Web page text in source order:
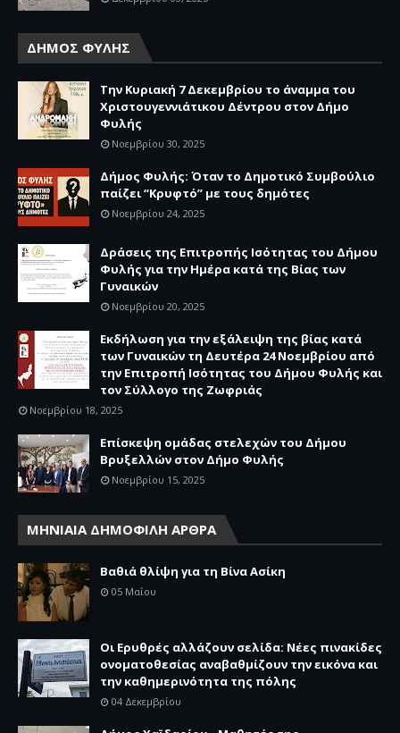
ΔΗΜΟΣ ΦΥΛΗΣ
Την Κυριακή 7 Δεκεμβρίου το άναμμα του
Χριστουγεννιάτικου Δέντρου στον Δήμο
Φυλής
Νοεμβρίου 30, 2025
Δήμος Φυλής: Όταν το Δημοτικό Συμβούλιο
παίζει “Κρυφτό” με τους δημότες
Νοεμβρίου 24, 2025
Δράσεις της Επιτροπής Ισότητας του Δήμου
Φυλής για την Ημέρα κατά της Βίας των
Γυναικών
Νοεμβρίου 20, 2025
Εκδήλωση για την εξάλειψη της βίας κατά
των Γυναικών τη Δευτέρα 24 Νοεμβρίου από
την Επιτροπή Ισότητας του Δήμου Φυλής και
τον Σύλλογο της Ζωφριάς
Νοεμβρίου 18, 2025
Επίσκεψη ομάδας στελεχών του Δήμου
Βρυξελλών στον Δήμο Φυλής
Νοεμβρίου 15, 2025
ΜΗΝΙΑΙΑ ΔΗΜΟΦΙΛΗ ΑΡΘΡΑ
Βαθιά θλίψη για τη Βίνα Ασίκη
05 Μαΐου
Οι Ερυθρές αλλάζουν σελίδα: Νέες πινακίδες
ονοματοθεσίας αναβαθμίζουν την εικόνα και
την καθημερινότητα της πόλης
04 Δεκεμβρίου